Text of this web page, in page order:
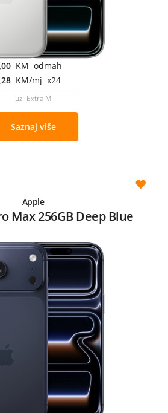
KM odmah
KM/mj x24
uz Extra M
Saznaj više
Apple
Max 256GB Deep Blue